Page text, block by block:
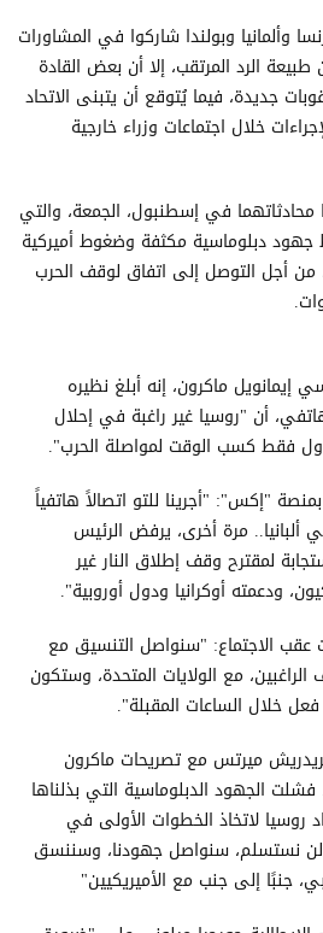
وألمانيا وبولندا شاركوا في المشاورات
الرد المرتقب، إلا أن بعض القادة
جديدة، فيما يُتوقع أن يتبنى الاتحاد
خلال اجتماعات وزراء خارجية
محادثاتهما في إسطنبول، الجمعة، والتي
دبلوماسية مكثفة وضغوط أميركية
من أجل التوصل إلى اتفاق لوقف الحرب
إيمانويل ماكرون، إنه أبلغ نظيره
أن "روسيا غير راغبة في إحلال
فقط كسب الوقت لمواصلة الحرب".
"إكس": "أجرينا للتو اتصالاً هاتفياً
مرة أخرى، يرفض الرئيس
لمقترح وقف إطلاق النار غير
ودعمته أوكرانيا ودول أوروبية".
الاجتماع: "سنواصل التنسيق مع
مع الولايات المتحدة، وستكون
خلال الساعات المقبلة".
ميرتس مع تصريحات ماكرون
الجهود الدبلوماسية التي بذلناها
لاتخاذ الخطوات الأولى في
لن نستسلم، سنواصل جهودنا، وسننسق
جنبًا إلى جنب مع الأميريكيين"